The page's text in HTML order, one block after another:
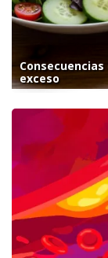
exceso